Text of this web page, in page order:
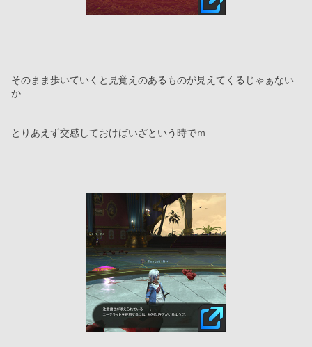
そのまま歩いていくと見覚えのあるものが見えてくるじゃぁない
か
とりあえず交感しておけばいざという時でｍ